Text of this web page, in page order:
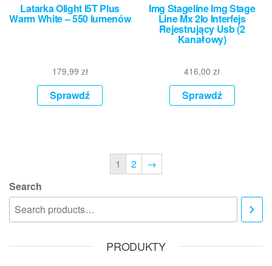
Latarka Olight I5T Plus
Warm White – 550 lumenów
179,99 zł
Sprawdź
Img Stageline Img Stage
Line Mx 2Io Interfejs
Rejestrujący Usb (2
Kanałowy)
416,00zł
Sprawdź
1 2
→
Search
PRODUKTY